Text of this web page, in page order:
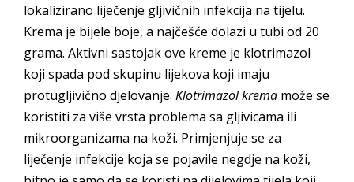
lokalizirano liječenje gljivičnih infekcija na tijelu.
Krema je bijele boje, a najčešće dolazi u tubi od 20
grama. Aktivni sastojak ove kreme je klotrimazol
koji spada pod skupinu lijekova koji imaju
protugljivično djelovanje. Klotrimazol krema može se
koristiti za više vrsta problema sa gljivicama ili
mikroorganizama na koži. Primjenjuje se za
liječenje infekcije koja se pojavile negdje na koži,